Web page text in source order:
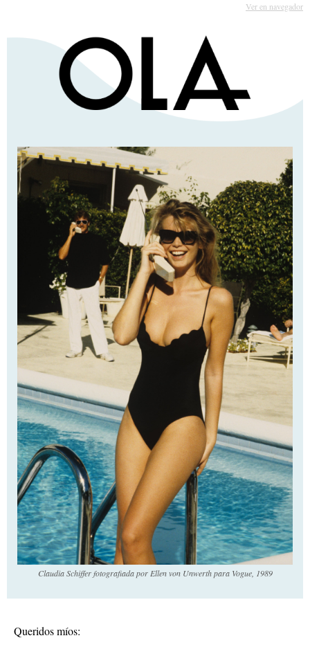
Ver en navegador
Claudia Schiffer fotografiada por Ellen von Unwerth para Vogue, 1989
Queridos míos: